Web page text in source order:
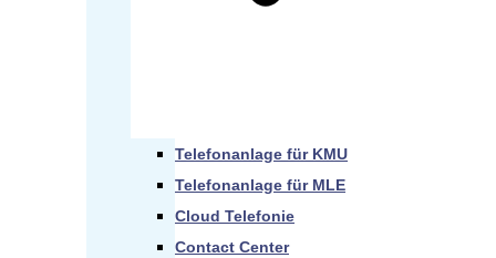
Telefonanlage für KMU
Telefonanlage für MLE
Cloud Telefonie
Contact Center